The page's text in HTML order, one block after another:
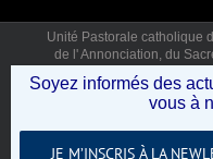
Unité Pastorale catholique
de l' Annonciation, du
Mail:
mar, jeu, ven 9h30-12h30)
Soyez informés des
vous à
JE M’INSCRIS À LA